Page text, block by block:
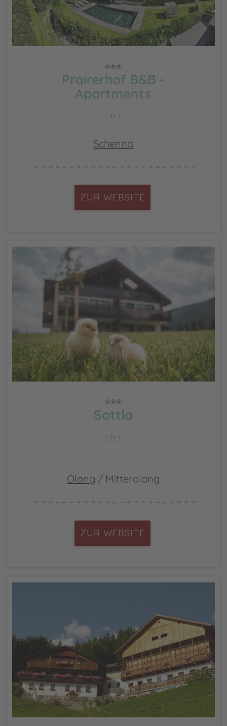
Prairerhof B&B -
Apartments
CIN +
Schenna
ZUR WEBSITE
Sottla
CIN +
Olang / Mitterolang
ZUR WEBSITE